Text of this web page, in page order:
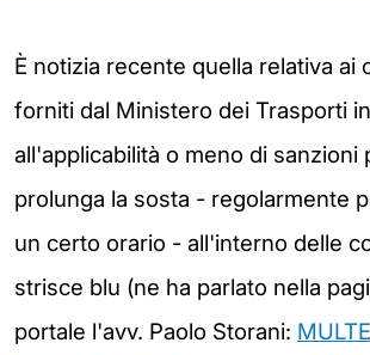
È notizia recente quella relativa ai
forniti dal Ministero dei Trasporti
all'applicabilità o meno di sanzioni
prolunga la sosta - regolarmente
un certo orario - all'interno delle
strisce blu (ne ha parlato nella
portale l'avv. Paolo Storani: